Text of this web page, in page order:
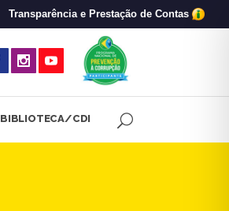
Transparência e Prestação de Contas
BIBLIOTECA/CDI